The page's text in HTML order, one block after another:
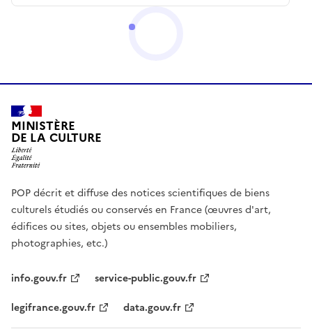
MINISTÈRE
DE LA CULTURE
POP décrit et diffuse des notices scientifiques de biens
culturels étudiés ou conservés en France (œuvres d'art,
édifices ou sites, objets ou ensembles mobiliers,
photographies, etc.)
info.gouv.fr
service-public.gouv.fr
legifrance.gouv.fr
data.gouv.fr